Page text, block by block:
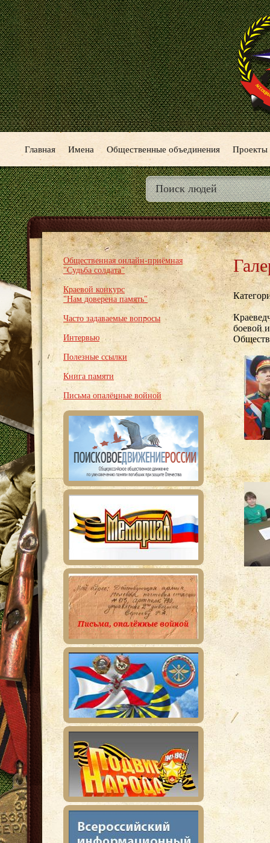
Главная Имена Общественные объединения Проекты
Общественная онлайн-приёмная
"Судьба солдата"
Краевой конкурс
"Нам доверена память"
Часто задаваемые вопросы
Интервью
Полезные ссылки
Книга памяти
Письма опалённые войной
боевой